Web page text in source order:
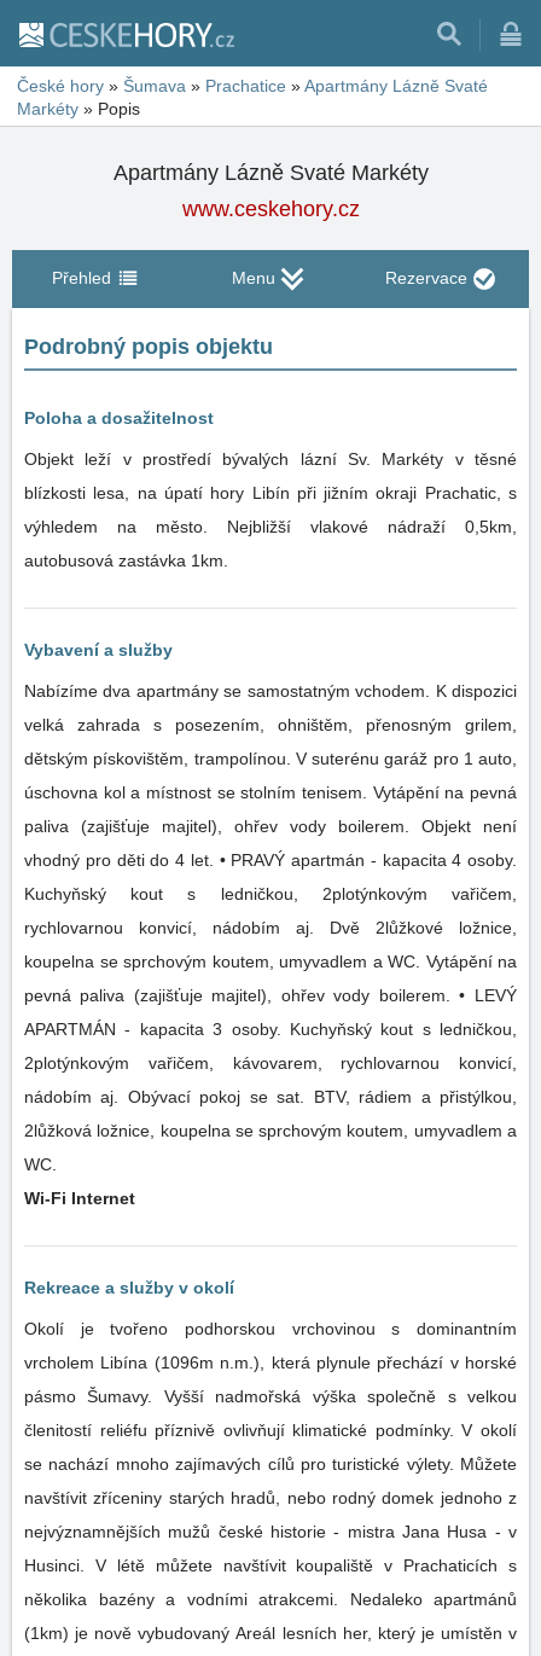
České hory » Šumava » Prachatice »Apartmány Lázně Svaté
Markéty » Popis
Apartmány Lázně Svaté Markéty
www.ceskehory.cz
Přehled Menu Rezervace
Podrobný popis objektu
Poloha a dosažitelnost
Objekt leží v prostředí bývalých lázní Sv. Markéty v těsné
blízkosti lesa, na úpatí hory Libín při jižním okraji Prachatic, s
výhledem na město. Nejbližší vlakové nádraží 0,5km,
autobusová zastávka 1km.
Vybavení a služby
Nabízíme dva apartmány se samostatným vchodem. K dispozici
velká zahrada s posezením, ohništěm, přenosným grilem,
dětským pískovištěm, trampolínou. V suterénu garáž pro 1 auto,
úschovna kol a místnost se stolním tenisem. Vytápění na pevná
paliva (zajišťuje majitel), ohřev vody boilerem. Objekt není
vhodný pro děti do 4 let. • PRAVÝ apartmán - kapacita 4 osoby.
Kuchyňský kout s ledničkou, 2plotýnkovým vařičem,
rychlovarnou konvicí, nádobím aj. Dvě 2lůžkové ložnice,
koupelna se sprchovým koutem, umyvadlem a WC. Vytápění na
pevná paliva (zajišťuje majitel), ohřev vody boilerem. • LEVÝ
APARTMÁN - kapacita 3 osoby. Kuchyňský kout s ledničkou,
2plotýnkovým vařičem, kávovarem, rychlovarnou konvicí,
nádobím aj. Obývací pokoj se sat. BTV, rádiem a přistýlkou,
2lůžková ložnice, koupelna se sprchovým koutem, umyvadlem a
WC.
Wi-Fi Internet
Rekreace a služby v okolí
Okolí je tvořeno podhorskou vrchovinou s dominantním
vrcholem Libína (1096m n.m.), která plynule přechází v horské
pásmo Šumavy. Vyšší nadmořská výška společně s velkou
členitostí reliéfu příznivě ovlivňují klimatické podmínky. V okolí
se nachází mnoho zajímavých cílů pro turistické výlety. Můžete
navštívit zříceniny starých hradů, nebo rodný domek jednoho z
nejvýznamnějších mužů české historie - mistra Jana Husa - v
Husinci. V létě můžete navštívit koupaliště v Prachaticích s
několika bazény a vodními atrakcemi. Nedaleko apartmánů
(1km) je nově vybudovaný Areál lesních her, který je umístěn v